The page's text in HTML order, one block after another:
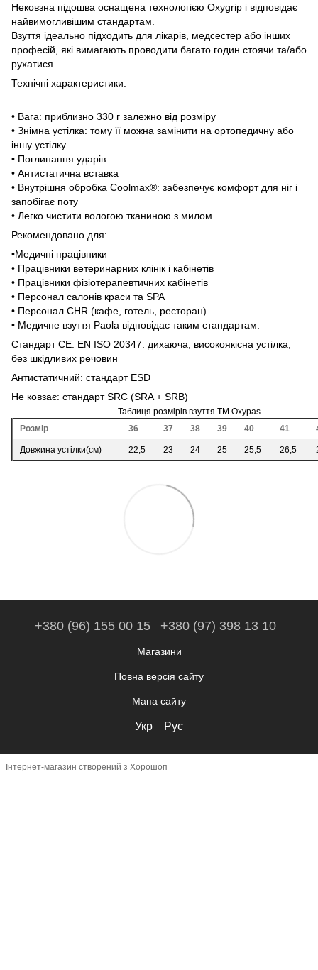
Нековзна підошва оснащена технологією Oxygrip і відповідає
найвимогливішим стандартам.
Взуття ідеально підходить для лікарів, медсестер або інших
професій, які вимагають проводити багато годин стоячи та/або
рухатися.
Технічні характеристики:
• Вага: приблизно 330 г залежно від розміру
• Знімна устілка: тому її можна замінити на ортопедичну або
іншу устілку
• Поглинання ударів
• Антистатична вставка
• Внутрішня обробка Coolmax®: забезпечує комфорт для ніг і
запобігає поту
• Легко чистити вологою тканиною з милом
Рекомендовано для:
•Медичні працівники
• Працівники ветеринарних клінік і кабінетів
• Працівники фізіотерапевтичних кабінетів
• Персонал салонів краси та SPA
• Персонал CHR (кафе, готель, ресторан)
• Медичне взуття Paola відповідає таким стандартам:
Стандарт CE: EN ISO 20347: дихаюча, високоякісна устілка,
без шкідливих речовин
Антистатичний: стандарт ESD
Не ковзає: стандарт SRC (SRA + SRB)
Таблиця розмірів взуття ТМ Oxypas
Розмір
36 37 38 39 40 41
Довжина устілки(см) 22,5 23 24 25 25,5 26,5
+380 (96) 155 00 15 +380 (97) 398 13 10
Магазини
Повна версія сайту
Мапа сайту
Укр Рус
Інтернет-магазин створений з Хорошоп